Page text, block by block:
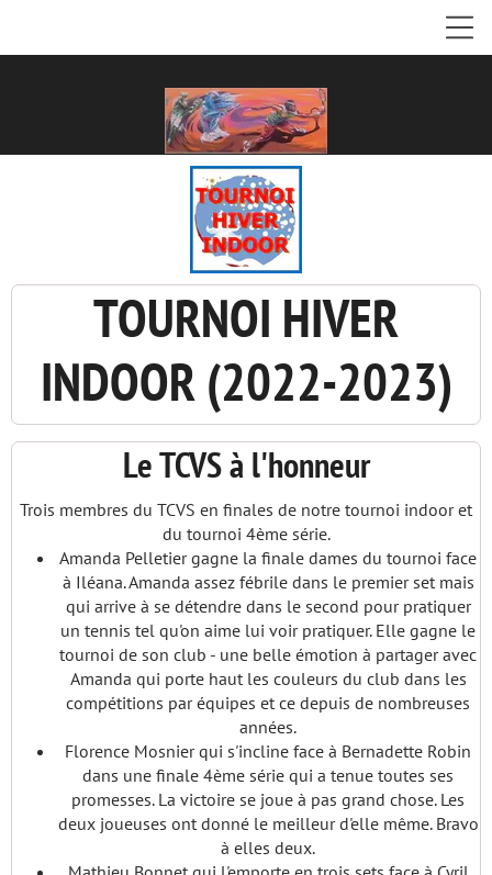
TOURNOI HIVER
INDOOR (2022-2023)
Le TCVS à l'honneur
Trois membres du TCVS en finales de notre tournoi indoor et
du tournoi 4ème série.
Amanda Pelletier gagne la finale dames du tournoi face
à Iléana. Amanda assez fébrile dans le premier set mais
qui arrive à se détendre dans le second pour pratiquer
un tennis tel qu'on aime lui voir pratiquer. Elle gagne le
tournoi de son club - une belle émotion à partager avec
Amanda qui porte haut les couleurs du club dans les
compétitions par équipes et ce depuis de nombreuses
années.
Florence Mosnier qui s'incline face à Bernadette Robin
dans une finale 4ème série qui a tenue toutes ses
promesses. La victoire se joue à pas grand chose. Les
deux joueuses ont donné le meilleur d'elle même. Bravo
à elles deux.